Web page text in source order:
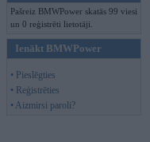
Pašreiz BMWPower skatās 99 viesi
un 0 reģistrēti lietotāji.
Ienākt BMWPower
• Pieslēgties
• Reģistrēties
• Aizmirsi paroli?